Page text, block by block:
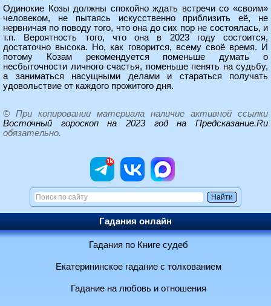
Одинокие Козы должны спокойно ждать встречи со «своим»
человеком, не пытаясь искусственно приблизить её, не
нервничая по поводу того, что она до сих пор не состоялась, и
т.п. Вероятность того, что она в 2023 году состоится,
достаточно высока. Но, как говорится, всему своё время. И
потому Козам рекомендуется поменьше думать о
несбыточности личного счастья, поменьше пенять на судьбу,
а заниматься насущными делами и стараться получать
удовольствие от каждого прожитого дня.
© При копировании материала наличие активной ссылки
Восточный гороскоп на 2023 год на Предсказание.Ru
обязательно.
Гадания онлайн
Гадания по Книге судеб
Екатерининское гадание с толкованием
Гадание на любовь и отношения